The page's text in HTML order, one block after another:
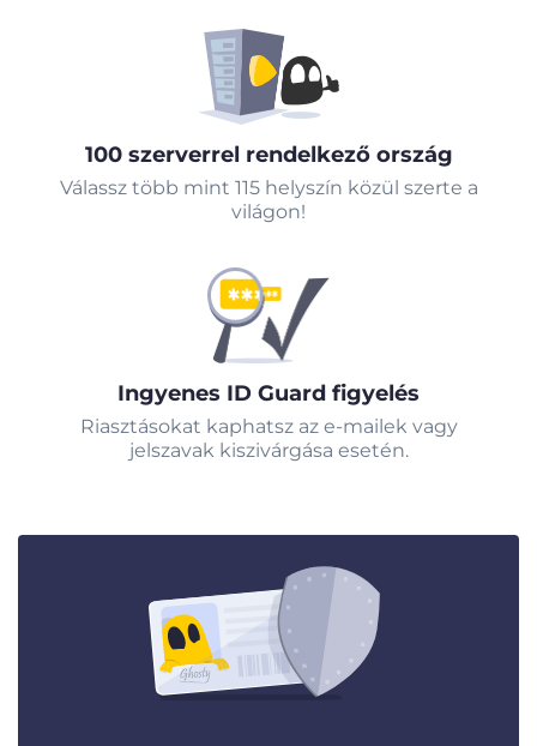
100 szerverrel rendelkező ország
Válassz több mint 115 helyszín közül szerte a
világon!
Ingyenes ID Guard figyelés
Riasztásokat kaphatsz az e-mailek vagy
jelszavak kiszivárgása esetén.